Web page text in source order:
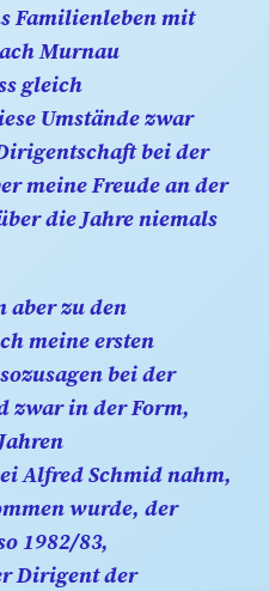
Familienleben mit
Murnau
gleich
Umstände zwar
bei der
meine Freude an der
die Jahre niemals
aber zu den
meine ersten
bei der
zwar in der Form,
Alfred Schmid nahm,
wurde, der
1982/83,
Dirigent der